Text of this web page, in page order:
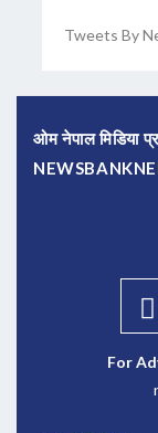
Tweets By
ओम नेपाल मिडिया
For